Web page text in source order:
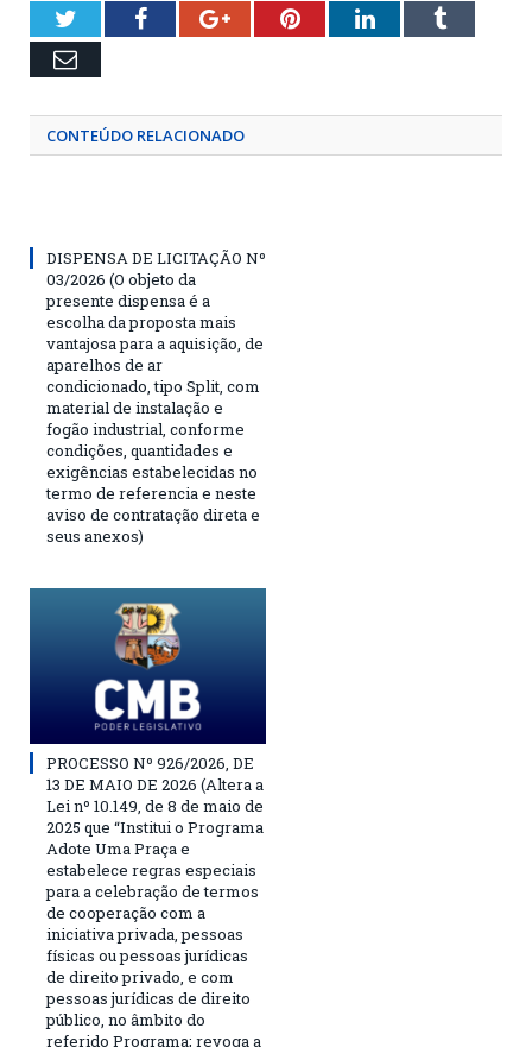
TwitterFacebookGoogle+PinterestLinkedInTumblr
Email
CONTEÚDO RELACIONADO
DISPENSA DE LICITAÇÃO Nº
03/2026 (O objeto da
presente dispensa é a
escolha da proposta mais
vantajosa para a aquisição, de
aparelhos de ar
condicionado, tipo Split, com
material de instalação e
fogão industrial, conforme
condições, quantidades e
exigências estabelecidas no
termo de referencia e neste
aviso de contratação direta e
seus anexos)
PROCESSO Nº 926/2026, DE
13 DE MAIO DE 2026 (Altera a
Lei nº 10.149, de 8 de maio de
2025 que “Institui o Programa
Adote Uma Praça e
estabelece regras especiais
para a celebração de termos
de cooperação com a
iniciativa privada, pessoas
físicas ou pessoas jurídicas
de direito privado, e com
pessoas jurídicas de direito
público, no âmbito do
referido Programa; revoga a